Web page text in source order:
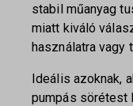
stabil műanyag
miatt kiváló
használatra vagy
Ideális azoknak,
pumpás sörétest